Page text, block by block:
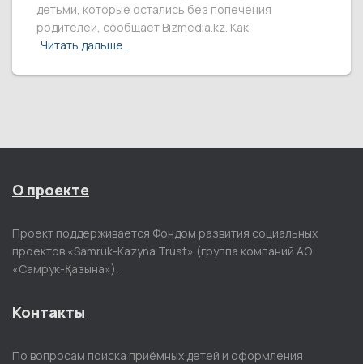
детьми, которые остались без попечения
родителей, сообщает Bizmedia.kz. Как
Читать дальше…
О проекте
Проект поддерживается Фондом развития социальных
проектов «Samruk-Kazyna Trust» (группа компаний АО
«Самрук-Қазына»).
Контакты
По вопросам поиска приёмных детей и оформления